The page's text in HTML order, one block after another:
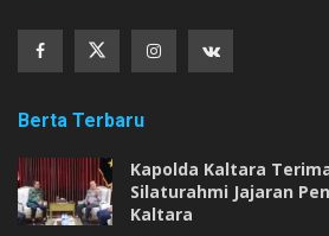
Berta Terbaru
Kapolda Kaltara
Silaturahmi Jajaran
Kaltara